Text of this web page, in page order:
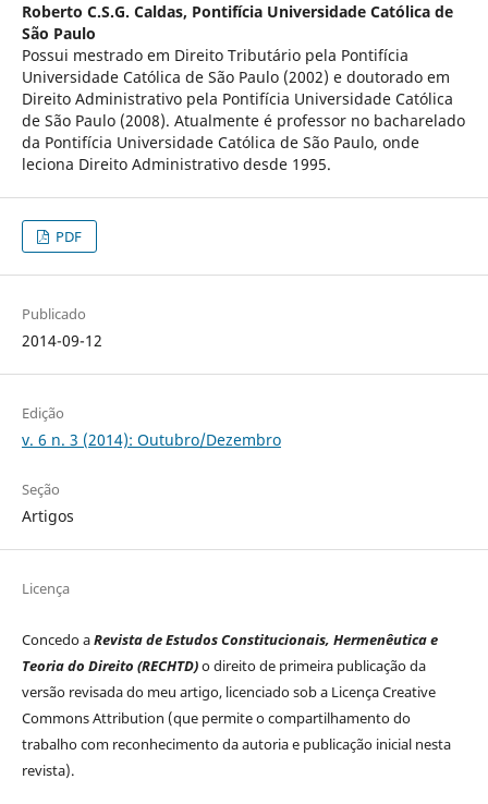
Roberto C.S.G. Caldas, Pontifícia Universidade Católica de
São Paulo
Possui mestrado em Direito Tributário pela Pontifícia
Universidade Católica de São Paulo (2002) e doutorado em
Direito Administrativo pela Pontifícia Universidade Católica
de São Paulo (2008). Atualmente é professor no bacharelado
da Pontifícia Universidade Católica de São Paulo, onde
leciona Direito Administrativo desde 1995.
PDF
Publicado
2014-09-12
Edição
v. 6 n. 3 (2014): Outubro/Dezembro
Seção
Artigos
Licença
Concedo aRevista de Estudos Constitucionais, Hermenêutica e
Teoria do Direito (RECHTD)o direito de primeira publicação da
versão revisada do meu artigo, licenciado sob a Licença Creative
Commons Attribution (que permite o compartilhamento do
trabalho com reconhecimento da autoria e publicação inicial nesta
revista).